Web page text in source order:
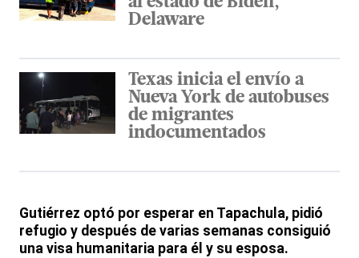
Delaware
Texas inicia el envío a
Nueva York de autobuses
de migrantes
indocumentados
Gutiérrez optó por esperar en Tapachula, pidió
refugio y después de varias semanas consiguió
una visa humanitaria para él y su esposa.